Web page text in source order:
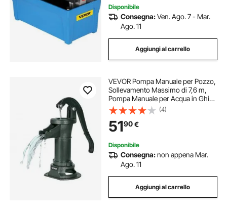
Disponibile
Consegna:Ven. Ago. 7 - Mar.
Ago. 11
Aggiungi al carrello
VEVOR Pompa Manuale per Pozzo,
Sollevamento Massimo di 7,6 m,
Pompa Manuale per Acqua in Ghisa
Antica, Attacco NPT, Facile
Installazione, Vecchio Stile per
Giardino Esterno, Stagno, Verde
(4)
5190€
Disponibile
Consegna:non appena Mar.
Ago. 11
Aggiungi al carrello